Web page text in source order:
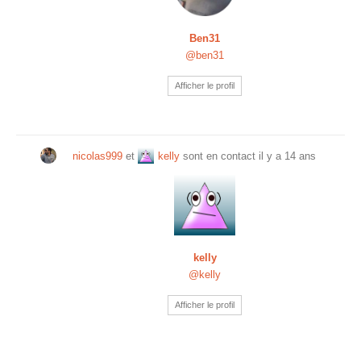
Ben31
@ben31
Afficher le profil
nicolas999 et kelly sont en contact il y a 14 ans
kelly
@kelly
Afficher le profil